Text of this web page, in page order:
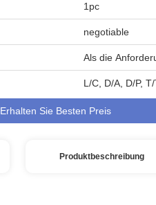
1pc
negotiable
Als die
L/C, D/A, D/P,
Erhalten Sie Besten Preis
Produktbeschreibung